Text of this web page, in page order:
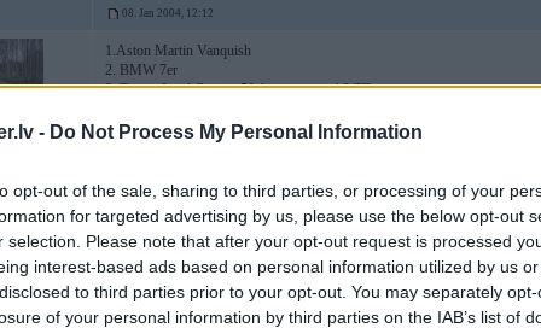
- Do Not Process My Personal Information
opt-out of the sale, sharing to third parties, or processing of your
for targeted advertising by us, please use the below opt-out
selection. Please note that after your opt-out request is processed
interest-based ads based on personal information utilized by us
to third parties prior to your opt-out. You may separately
of your personal information by third parties on the IAB’s list of
08. Jan 2004, 12:12
1.Aston Martin Vanquish
2. BMW 7er
3. Toyota Land Cruiser 50 Anniversary 4.2 TD
5. M3 cabrio
88888888
1) 951_928 Porsche 944 Turbo